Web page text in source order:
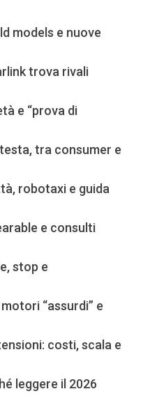
models e nuove
trova rivali
e “prova di
tra consumer e
robotaxi e guida
e consulti
stop e
“assurdi” e
costi, scala e
leggere il 2026